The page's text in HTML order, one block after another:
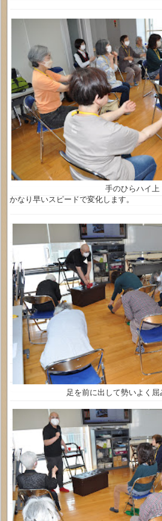
手のひらハイ上
かなり早いスピードで変化します。
足を前に出して勢いよく屈